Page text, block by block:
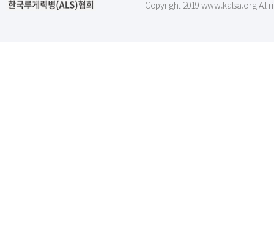
Copyright 2019 www.kalsa.org All